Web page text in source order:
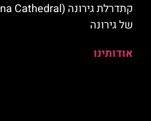
של גירונה
אודותינו